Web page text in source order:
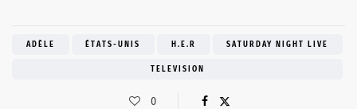
ADÈLE ÉTATS-UNIS H.E.R SATURDAY NIGHT LIVE
TELEVISION
0